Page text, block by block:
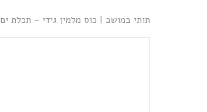
תותי במושב | כוס מלמין גידי – תכלת ים